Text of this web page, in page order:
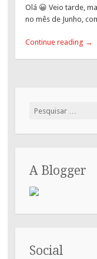
Olá 😀 Veio tarde,
no mês de Junho,
Continue reading →
Pesquisar
A Blogger
Social